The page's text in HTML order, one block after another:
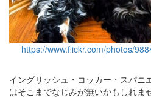
https://www.flickr.com/photos/
イングリッシュ・コッカー・スパニ
はそこまでなじみが無いかもしれませ